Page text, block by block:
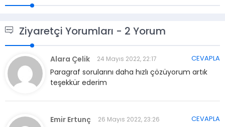
Ziyaretçi Yorumları - 2 Yorum
Alara Çelik 24 Mayıs 2022, 22:17
Paragraf sorularını daha hızlı çözüyorum artık
teşekkür ederim
CEVAPLA
Emir Ertunç 26 Mayıs 2022, 23:26 CEVAPLA